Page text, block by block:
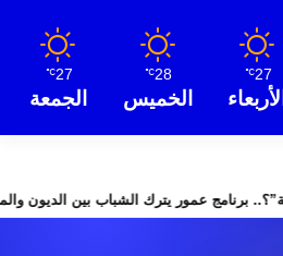
27
℃
الأربعاء
28
℃
الخميس
27
℃
الجمعة
“فرصة” أم “ورطة”؟.. برنامج عمور يترك